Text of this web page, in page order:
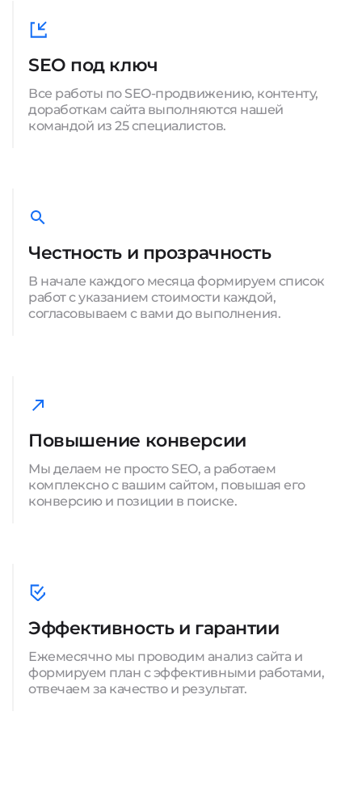
SEO под ключ
Все работы по SEO-продвижению, контенту,
доработкам сайта выполняются нашей
командой из 25 специалистов.
Честность и прозрачность
В начале каждого месяца формируем список
работ с указанием стоимости каждой,
согласовываем с вами до выполнения.
Повышение конверсии
Мы делаем не просто SEO, а работаем
комплексно с вашим сайтом, повышая его
конверсию и позиции в поиске.
Эффективность и гарантии
Ежемесячно мы проводим анализ сайта и
формируем план с эффективными работами,
отвечаем за качество и результат.